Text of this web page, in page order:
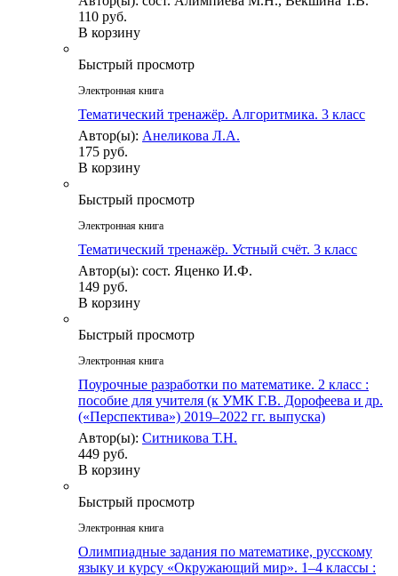
110 руб.
В корзину
Быстрый просмотр
Электронная книга
Тематический тренажёр. Алгоритмика. 3 класс
Автор(ы): Анеликова Л.А.
175 руб.
В корзину
Быстрый просмотр
Электронная книга
Тематический тренажёр. Устный счёт. 3 класс
Автор(ы): сост. Яценко И.Ф.
149 руб.
В корзину
Быстрый просмотр
Электронная книга
Поурочные разработки по математике. 2 класс :
пособие для учителя (к УМК Г.В. Дорофеева и др.
(«Перспектива») 2019–2022 гг. выпуска)
Автор(ы): Ситникова Т.Н.
449 руб.
В корзину
Быстрый просмотр
Электронная книга
Олимпиадные задания по математике, русскому
языку и курсу «Окружающий мир». 1–4 классы :